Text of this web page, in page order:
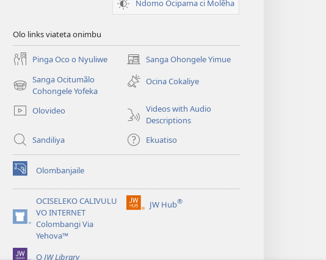
Ndomo Ocipama ci Molẽha
Olo links viateta onimbu
Pinga Oco o Nyuliwe Sanga Ohongele Yimue
(yikula
onjanela
yokaliye)
Sanga Ocitumãlo
Cohongele Yofeka
(yikula
yokaliye)
Ocina Cokaliye
Olovideo
Videos with Audio
Descriptions
Sandiliya
Ekuatiso
Olombanjaile
(yikula
onjanela
yokaliye)OCISELEKO CALIVULU
VO INTERNET
Colombangi Via
Yehova™
(yikula
onjanela
yokaliye)
JW Hub®
(yikula
O JW Library